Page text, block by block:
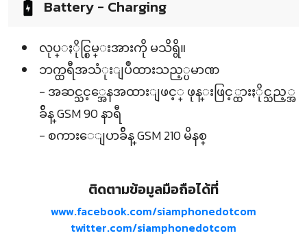
Battery - Charging
လုပ္ႏိုင္စြမ္းအားကို မသိရွိ။
ဘက္ထရီအသံုးျပဳထားသည့္ပမာဏ
- အဆင္သင့္အေနအထားျဖင့္ ဖုန္းဖြင့္ထားႏိုင္သည့္အ
ခ်ိန္ GSM 90 နာရီ
- စကားေျပာခ်ိန္ GSM 210 မိနစ္
ติดตามข้อมูลมือถือได้ที่
www.facebook.com/siamphonedotcom
twitter.com/siamphonedotcom